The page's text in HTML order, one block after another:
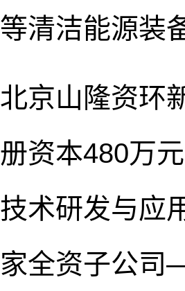
等清洁能源装
北京山隆资环
册资本480万
技术研发与应
家全资子公司